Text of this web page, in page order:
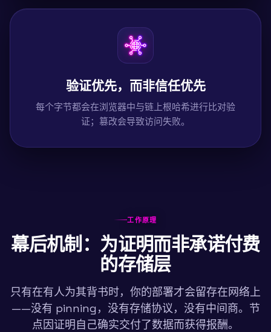
验证优先，而非信任优先
每个字节都会在浏览器中与链上根哈希进行比对验
证；篡改会导致访问失败。
工作原理
幕后机制：为证明而非承诺付费
的存储层
只有在有人为其背书时，你的部署才会留存在网络上
——没有 pinning，没有存储协议，没有中间商。节
点因证明自己确实交付了数据而获得报酬。